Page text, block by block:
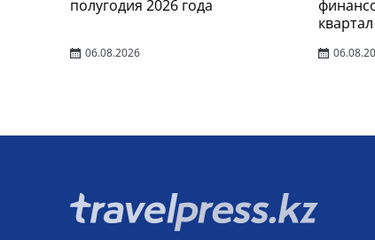
полугодия 2026 года
06.08.2026